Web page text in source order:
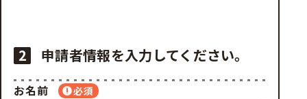
2 申請者情報を入力してください。
お名前 必須